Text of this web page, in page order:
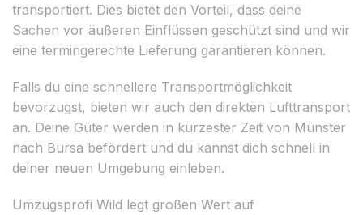
transportiert. Dies bietet den Vorteil, dass deine
Sachen vor äußeren Einflüssen geschützt sind und wir
eine termingerechte Lieferung garantieren können.
Falls du eine schnellere Transportmöglichkeit
bevorzugst, bieten wir auch den direkten Lufttransport
an. Deine Güter werden in kürzester Zeit von Münster
nach Bursa befördert und du kannst dich schnell in
deiner neuen Umgebung einleben.
Umzugsprofi Wild legt großen Wert auf